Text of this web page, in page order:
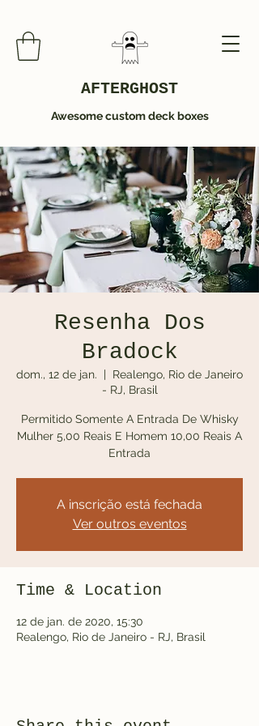
AFTERGHOST
Awesome custom deck boxes
Resenha Dos
Bradock
dom., 12 de jan.
  |
Realengo, Rio de Janeiro
- RJ, Brasil
Permitido Somente A Entrada De Whisky
Mulher 5,00 Reais E Homem 10,00 Reais A
Entrada
A inscrição está fechada
Ver outros eventos
Time & Location
12 de jan. de 2020, 15:30
Realengo, Rio de Janeiro - RJ, Brasil